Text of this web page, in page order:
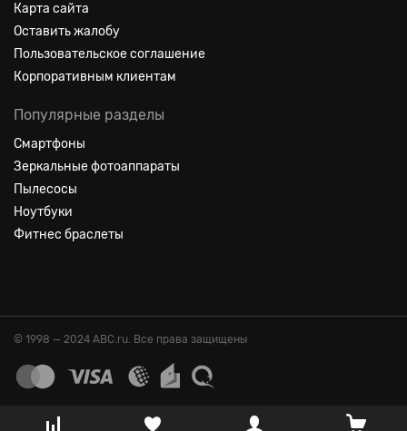
Карта сайта
Оставить жалобу
Пользовательское соглашение
Корпоративным клиентам
Популярные разделы
Смартфоны
Зеркальные фотоаппараты
Пылесосы
Ноутбуки
Фитнес браслеты
© 1998 — 2024 ABC.ru. Все права защищены